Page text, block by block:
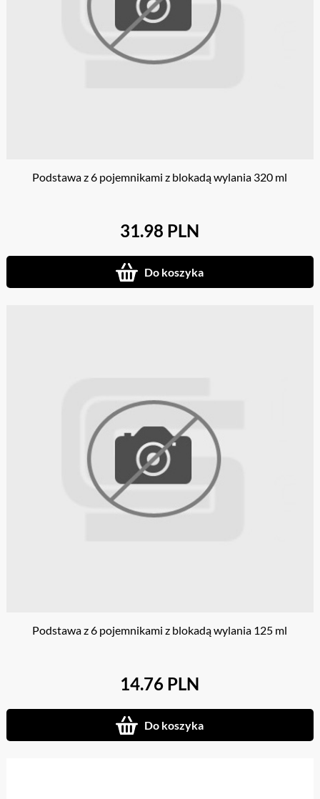
Podstawa z 6 pojemnikami z blokadą wylania 320 ml
31.98 PLN
Do koszyka
Podstawa z 6 pojemnikami z blokadą wylania 125 ml
14.76 PLN
Do koszyka